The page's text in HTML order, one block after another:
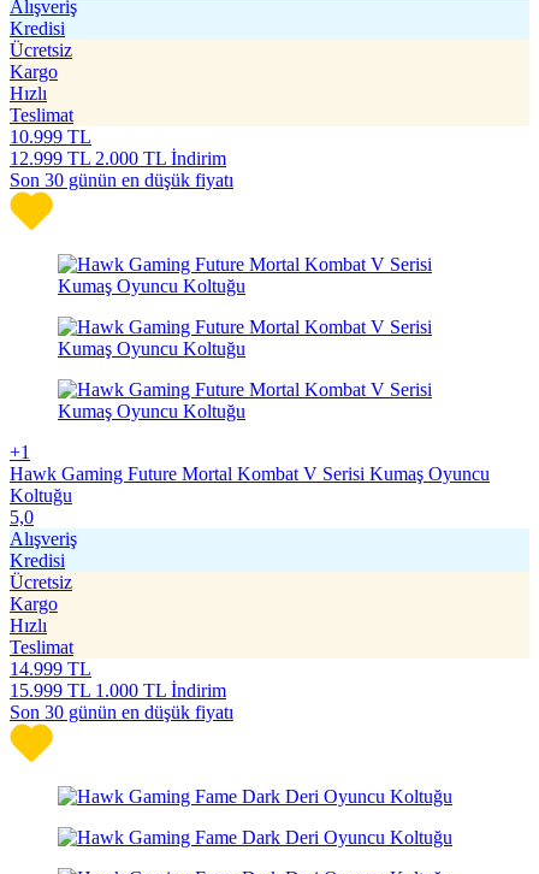
Alışveriş
Kredisi
Ücretsiz
Kargo
Hızlı
Teslimat
10.999 TL
12.999 TL 2.000 TL İndirim
Son 30 günün en düşük fiyatı
+1
Hawk Gaming Future Mortal Kombat V Serisi Kumaş Oyuncu
Koltuğu
5,0
Alışveriş
Kredisi
Ücretsiz
Kargo
Hızlı
Teslimat
14.999 TL
15.999 TL 1.000 TL İndirim
Son 30 günün en düşük fiyatı